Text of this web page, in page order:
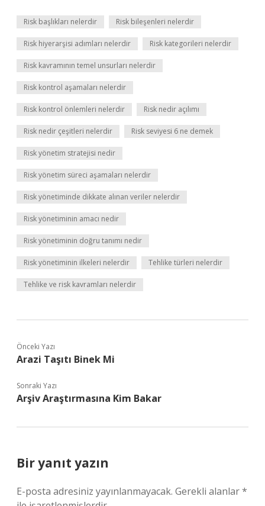
Risk başlıkları nelerdir Risk bileşenleri nelerdir
Risk hiyerarşisi adımları nelerdir Risk kategorileri nelerdir
Risk kavramının temel unsurları nelerdir
Risk kontrol aşamaları nelerdir
Risk kontrol önlemleri nelerdir Risk nedir açılımı
Risk nedir çeşitleri nelerdir Risk seviyesi 6 ne demek
Risk yönetim stratejisi nedir
Risk yönetim süreci aşamaları nelerdir
Risk yönetiminde dikkate alınan veriler nelerdir
Risk yönetiminin amacı nedir
Risk yönetiminin doğru tanımı nedir
Risk yönetiminin ilkeleri nelerdir Tehlike türleri nelerdir
Tehlike ve risk kavramları nelerdir
Önceki Yazı
Arazi Taşıtı Binek Mi
Sonraki Yazı
Arşiv Araştırmasına Kim Bakar
Bir yanıt yazın
E-posta adresiniz yayınlanmayacak. Gerekli alanlar*